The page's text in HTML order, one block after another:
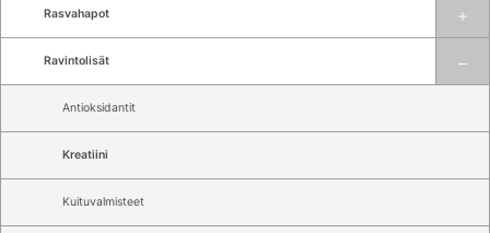
Rasvahapot
Ravintolisät
Antioksidantit
Kreatiini
Kuituvalmisteet